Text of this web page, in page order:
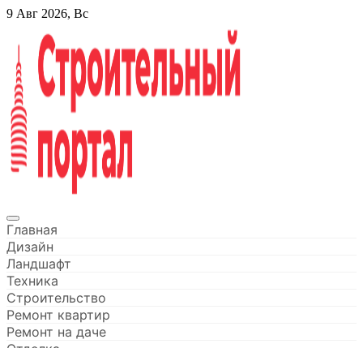
Перейти
содержанию
9 Авг 2026, Вс
Строительный портал
Главная
Дизайн
Ландшафт
Техника
Строительство
Ремонт квартир
Ремонт на даче